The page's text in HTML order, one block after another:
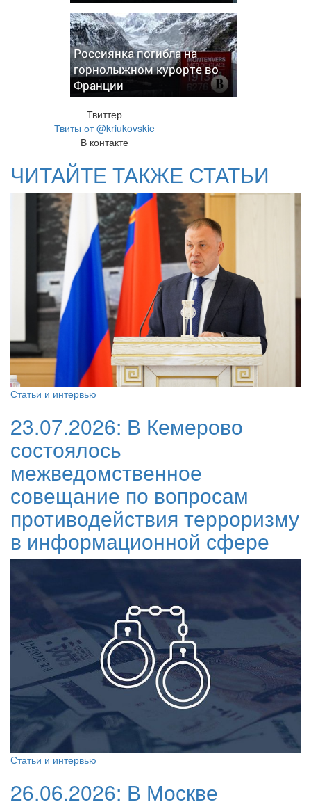
Россиянка погибла на
горнолыжном курорте во
Франции
Твиттер
Твиты от @kriukovskie
В контакте
ЧИТАЙТЕ ТАКЖЕ СТАТЬИ
Статьи и интервью
23.07.2026: В Кемерово
состоялось
межведомственное
совещание по вопросам
противодействия терроризму
в информационной сфере
Статьи и интервью
26.06.2026: В Москве